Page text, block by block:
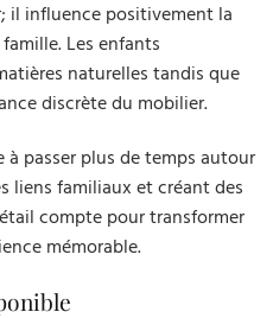
il influence positivement la
Les enfants
naturelles tandis que
discrète du mobilier.
passer plus de temps autour
liens familiaux et créant des
compte pour transformer
mémorable.